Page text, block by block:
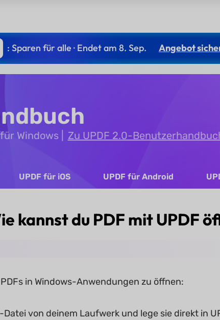
: Sparen für alle · Endet am 8. Sep. Angebot
Windows Zu UPDF 2.0-
UPDF für iOS UPDF für Android
kannst du PDF mit UPDF
in Windows-Anwendungen zu öffnen:
von deinem Laufwerk und lege sie direkt in